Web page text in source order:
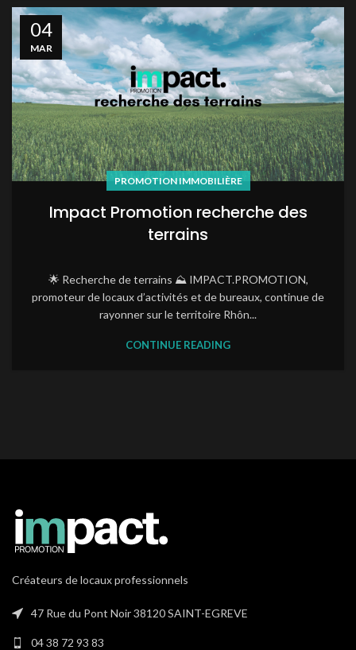
04
MAR
PROMOTION IMMOBILIÈRE
Impact Promotion recherche des
terrains
🌟 Recherche de terrains ⛰️ IMPACT.PROMOTION,
promoteur de locaux d’activités et de bureaux, continue de
rayonner sur le territoire Rhôn...
CONTINUE READING
Créateurs de locaux professionnels
47 Rue du Pont Noir 38120 SAINT-EGREVE
04 38 72 93 83